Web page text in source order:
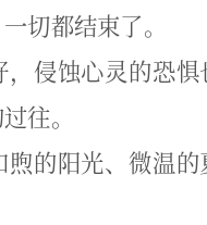
切都结束了。
侵蚀心灵的恐惧
往。
的阳光、微温